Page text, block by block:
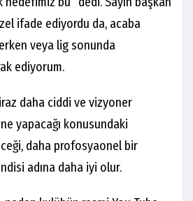
ifade ediyordu da, acaba
veya lig sonunda
ediyorum.
daha ciddi ve vizyoner
yapacağı konusundaki
daha profosyaonel bir
adına daha iyi olur.